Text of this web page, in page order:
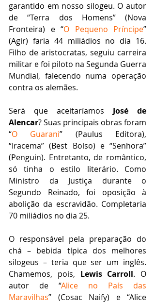
garantido em nosso silogeu. O autor
de “Terra dos Homens” (Nova
Fronteira) e “O Pequeno Príncipe”
(Agir) faria 44 miliádios no dia 16.
Filho de aristocratas, seguiu carreira
militar e foi piloto na Segunda Guerra
Mundial, falecendo numa operação
contra os alemães.
Será que aceitaríamos José de
Alencar? Suas principais obras foram
“O Guarani” (Paulus Editora),
“Iracema” (Best Bolso) e “Senhora”
(Penguin). Entretanto, de romântico,
só tinha o estilo literário. Como
Ministro da Justiça durante o
Segundo Reinado, foi oposição à
abolição da escravidão. Completaria
70 miliádios no dia 25.
O responsável pela preparação do
chá – bebida típica dos melhores
silogeus – teria que ser um inglês.
Chamemos, pois, Lewis Carroll. O
autor de “Alice no País das
Maravilhas” (Cosac Naify) e “Alice